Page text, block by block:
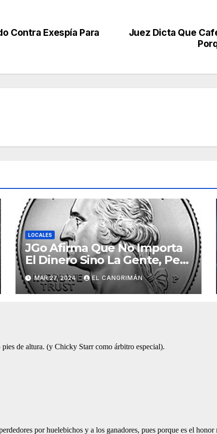
Juez Dicta Que
Contra Exespía Para
LOCALES
JGo Afirma Que No Importa
El Dinero Sino La Gente, Pero
Pregunta: «¿De Verdad No
Tendrán Una Pejetita?»
MAR 27, 2024 EL CANGRIMÁN